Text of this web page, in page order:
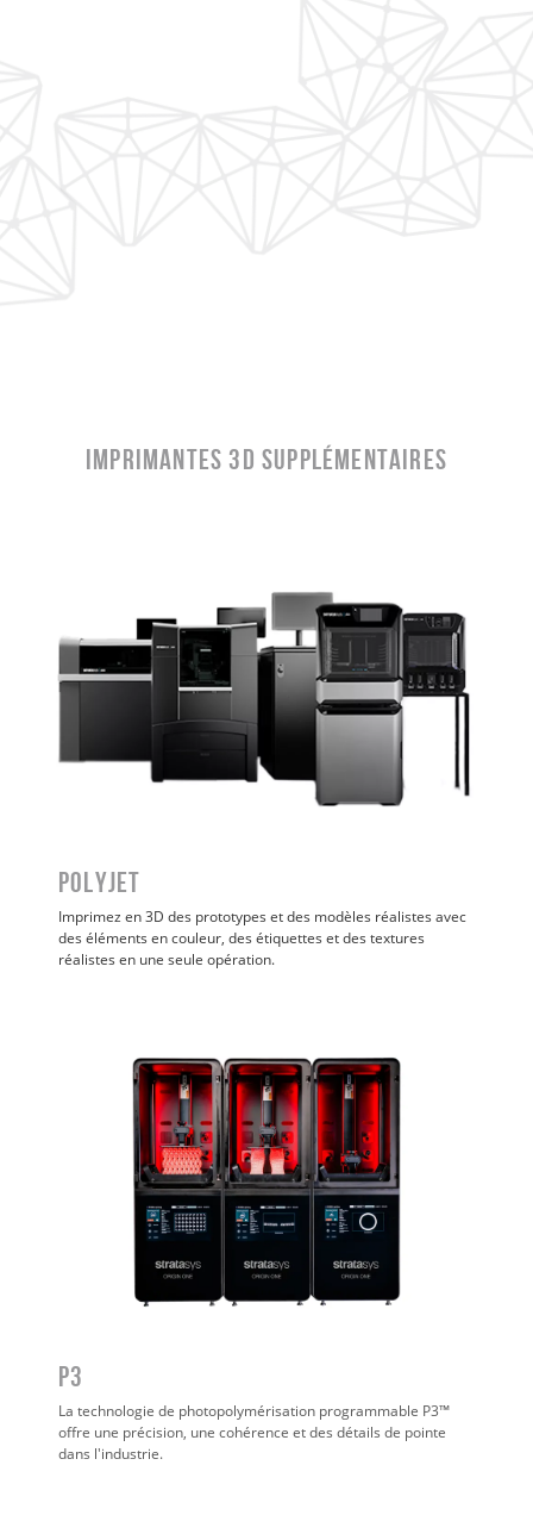
IMPRIMANTES 3D SUPPLÉMENTAIRES
POLYJET
Imprimez en 3D des prototypes et des modèles réalistes avec
des éléments en couleur, des étiquettes et des textures
réalistes en une seule opération.
P3
La technologie de photopolymérisation programmable P3™
offre une précision, une cohérence et des détails de pointe
dans l'industrie.